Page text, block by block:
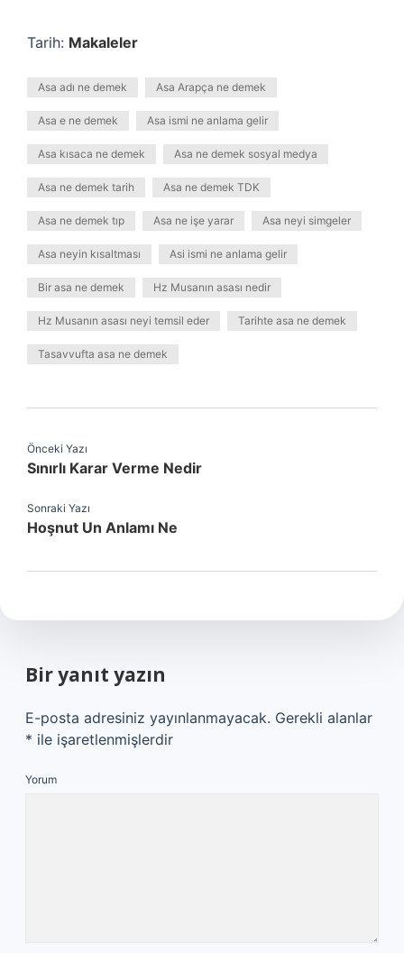
Tarih: Makaleler
Asa adı ne demek Asa Arapça ne demek
Asa e ne demek Asa ismi ne anlama gelir
Asa kısaca ne demek Asa ne demek sosyal medya
Asa ne demek tarih Asa ne demek TDK
Asa ne demek tıp Asa ne işe yarar Asa neyi simgeler
Asa neyin kısaltması Asi ismi ne anlama gelir
Bir asa ne demek Hz Musanın asası nedir
Hz Musanın asası neyi temsil eder Tarihte asa ne demek
Tasavvufta asa ne demek
Önceki Yazı
Sınırlı Karar Verme Nedir
Sonraki Yazı
Hoşnut Un Anlamı Ne
Bir yanıt yazın
E-posta adresiniz yayınlanmayacak. Gerekli alanlar
* ile işaretlenmişlerdir
Yorum